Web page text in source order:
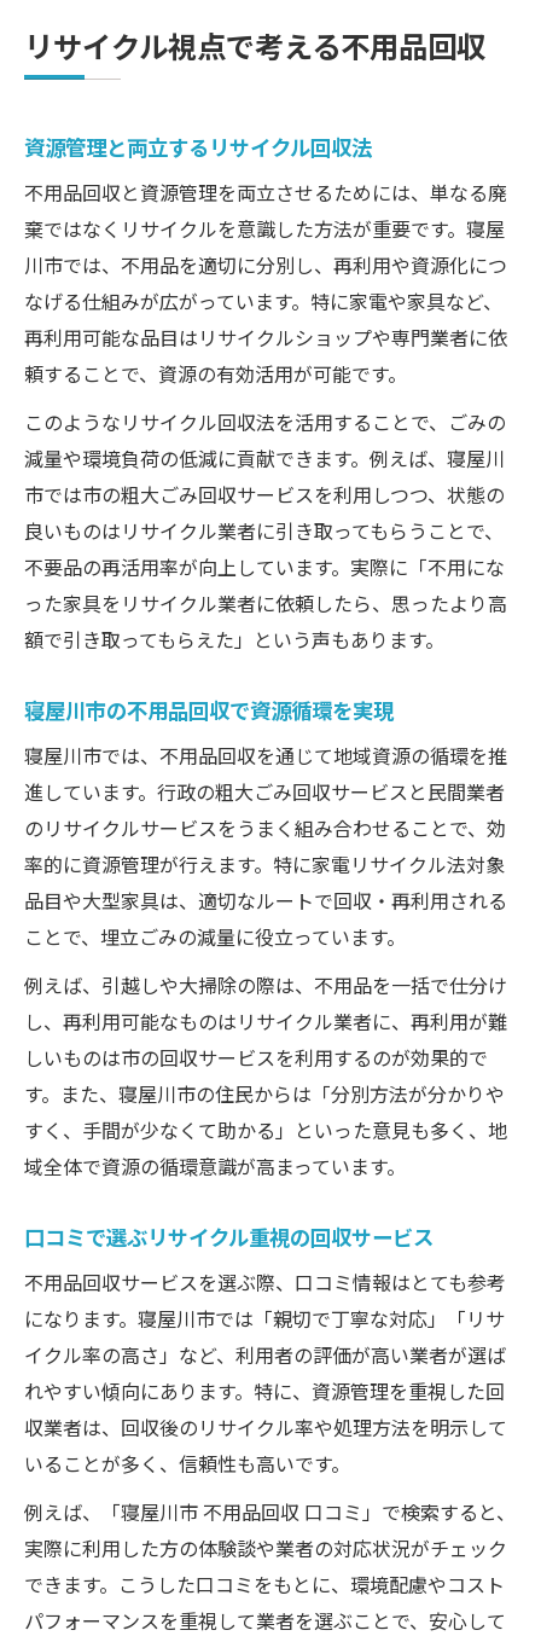
リサイクル視点で考える不用品回収
資源管理と両立するリサイクル回収法
不用品回収と資源管理を両立させるためには、単なる廃
棄ではなくリサイクルを意識した方法が重要です。寝屋
川市では、不用品を適切に分別し、再利用や資源化につ
なげる仕組みが広がっています。特に家電や家具など、
再利用可能な品目はリサイクルショップや専門業者に依
頼することで、資源の有効活用が可能です。
このようなリサイクル回収法を活用することで、ごみの
減量や環境負荷の低減に貢献できます。例えば、寝屋川
市では市の粗大ごみ回収サービスを利用しつつ、状態の
良いものはリサイクル業者に引き取ってもらうことで、
不要品の再活用率が向上しています。実際に「不用にな
った家具をリサイクル業者に依頼したら、思ったより高
額で引き取ってもらえた」という声もあります。
寝屋川市の不用品回収で資源循環を実現
寝屋川市では、不用品回収を通じて地域資源の循環を推
進しています。行政の粗大ごみ回収サービスと民間業者
のリサイクルサービスをうまく組み合わせることで、効
率的に資源管理が行えます。特に家電リサイクル法対象
品目や大型家具は、適切なルートで回収・再利用される
ことで、埋立ごみの減量に役立っています。
例えば、引越しや大掃除の際は、不用品を一括で仕分け
し、再利用可能なものはリサイクル業者に、再利用が難
しいものは市の回収サービスを利用するのが効果的で
す。また、寝屋川市の住民からは「分別方法が分かりや
すく、手間が少なくて助かる」といった意見も多く、地
域全体で資源の循環意識が高まっています。
口コミで選ぶリサイクル重視の回収サービス
不用品回収サービスを選ぶ際、口コミ情報はとても参考
になります。寝屋川市では「親切で丁寧な対応」「リサ
イクル率の高さ」など、利用者の評価が高い業者が選ば
れやすい傾向にあります。特に、資源管理を重視した回
収業者は、回収後のリサイクル率や処理方法を明示して
いることが多く、信頼性も高いです。
例えば、「寝屋川市 不用品回収 口コミ」で検索すると、
実際に利用した方の体験談や業者の対応状況がチェック
できます。こうした口コミをもとに、環境配慮やコスト
パフォーマンスを重視して業者を選ぶことで、安心して